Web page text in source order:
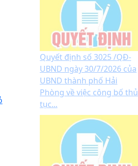
Quyết định số 3025 /QĐ-
UBND ngày 30/7/2026 của
UBND thành phố Hải
Phòng về việc công bố thủ
tục...